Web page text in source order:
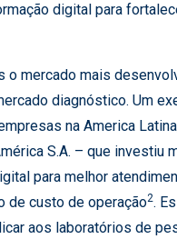
digital para
o mercado mais
diagnóstico. Um
na America
S.A. – que investiu
para melhor
de custo de operação2.
aos laboratórios de